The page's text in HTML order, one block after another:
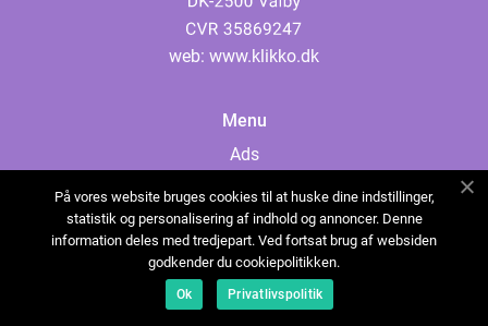
web: www.klikko.dk
Menu
Ads
Cookies
Contact
Sitemap
På vores website bruges cookies til at huske dine indstillinger,
statistik og personalisering af indhold og annoncer. Denne
information deles med tredjepart. Ved fortsat brug af websiden
godkender du cookiepolitikken.
Ok Privatlivspolitik